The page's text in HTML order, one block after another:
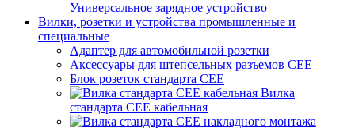
Универсальное зарядное устройство
Вилки, розетки и устройства промышленные и
специальные
Адаптер для автомобильной розетки
Аксессуары для штепсельных разъемов CEE
Блок розеток стандарта CEE
Вилка
стандарта CEE кабельная